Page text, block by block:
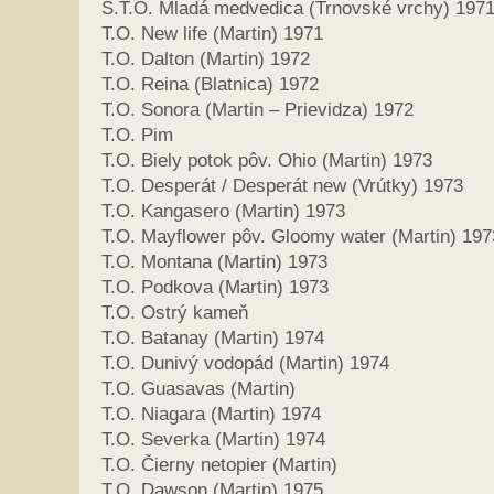
S.T.O. Mladá medvedica (Trnovské vrchy) 1971
T.O. New life (Martin) 1971
T.O. Dalton (Martin) 1972
T.O. Reina (Blatnica) 1972
T.O. Sonora (Martin – Prievidza) 1972
T.O. Pim
T.O. Biely potok pôv. Ohio (Martin) 1973
T.O. Desperát / Desperát new (Vrútky) 1973
T.O. Kangasero (Martin) 1973
T.O. Mayflower pôv. Gloomy water (Martin)
T.O. Montana (Martin) 1973
T.O. Podkova (Martin) 1973
T.O. Ostrý kameň
T.O. Batanay (Martin) 1974
T.O. Dunivý vodopád (Martin) 1974
T.O. Guasavas (Martin)
T.O. Niagara (Martin) 1974
T.O. Severka (Martin) 1974
T.O. Čierny netopier (Martin)